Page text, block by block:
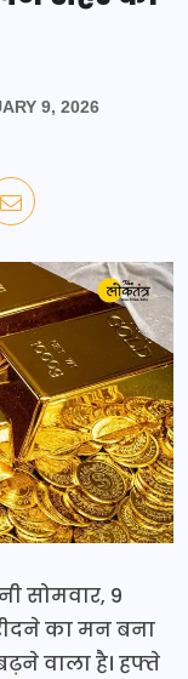
9, 2026
सोमवार, 9
का मन बना
वाला है। हफ्ते